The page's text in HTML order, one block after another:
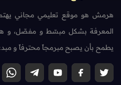
هرمش هو موقع تعليمي مجاني يهتم
المعرفة بشكل مبسّط و مفصّل، و
يطمح بأن يصبح مبرمجاً محترفاً و